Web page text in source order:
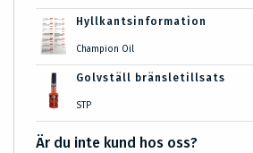
Hyllkantsinformation
Champion Oil
Golvställ bränsletillsats
STP
Är du inte kund hos oss?